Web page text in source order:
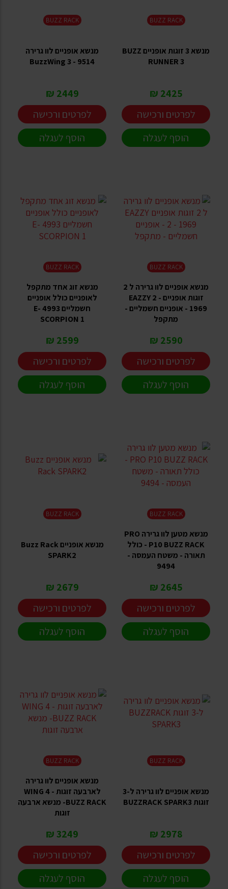
BUZZ RACK
מנשא 3 זוגות אופניים BUZZ
RUNNER 3
2425 ₪
לפרטים ורכישה
הוסף לעגלה
BUZZ RACK
מנשא אופניים לוו גרירה
BuzzWing 3 - 9514
2449 ₪
לפרטים ורכישה
הוסף לעגלה
BUZZ RACK
מנשא אופניים לוו גרירה ל 2
זוגות אופניים EAZZY 2 -
1969 - אופניים חשמליים -
מתקפל
2590 ₪
לפרטים ורכישה
הוסף לעגלה
BUZZ RACK
מנשא זוג אחד מתקפל
לאופניים כולל אופניים
חשמליים 4993 E-
SCORPION 1
2599 ₪
לפרטים ורכישה
הוסף לעגלה
BUZZ RACK
מנשא מטען לוו גרירה PRO
P10 BUZZ RACK - כולל
תאורה - משטח העמסה -
9494
2645 ₪
לפרטים ורכישה
הוסף לעגלה
BUZZ RACK
מנשא אופניים Buzz Rack
SPARK2
2679 ₪
לפרטים ורכישה
הוסף לעגלה
BUZZ RACK
מנשא אופניים לוו גרירה ל-3
זוגות BUZZRACK SPARK3
2978 ₪
לפרטים ורכישה
הוסף לעגלה
BUZZ RACK
מנשא אופניים לוו גרירה
לארבעה זוגות - WING 4
BUZZ RACK- מנשא ארבעה
זוגות
3249 ₪
לפרטים ורכישה
הוסף לעגלה